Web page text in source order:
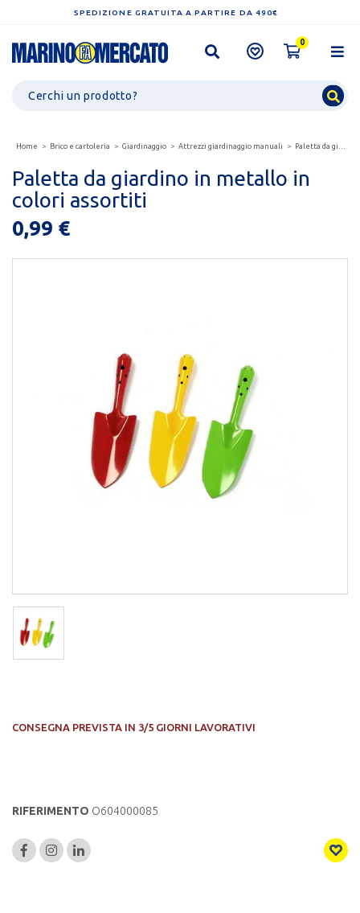
SPEDIZIONE GRATUITA A PARTIRE DA 490€
0
Home Brico e cartoleria Giardinaggio Attrezzi giardinaggio manuali Paletta da giardino in metallo in colori assortiti
Paletta da giardino in metallo in
colori assortiti
0,99 €
CONSEGNA PREVISTA IN 3/5 GIORNI LAVORATIVI
RIFERIMENTO O604000085